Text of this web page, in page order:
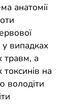
анатомії
випадках
травм, а
на
володіти